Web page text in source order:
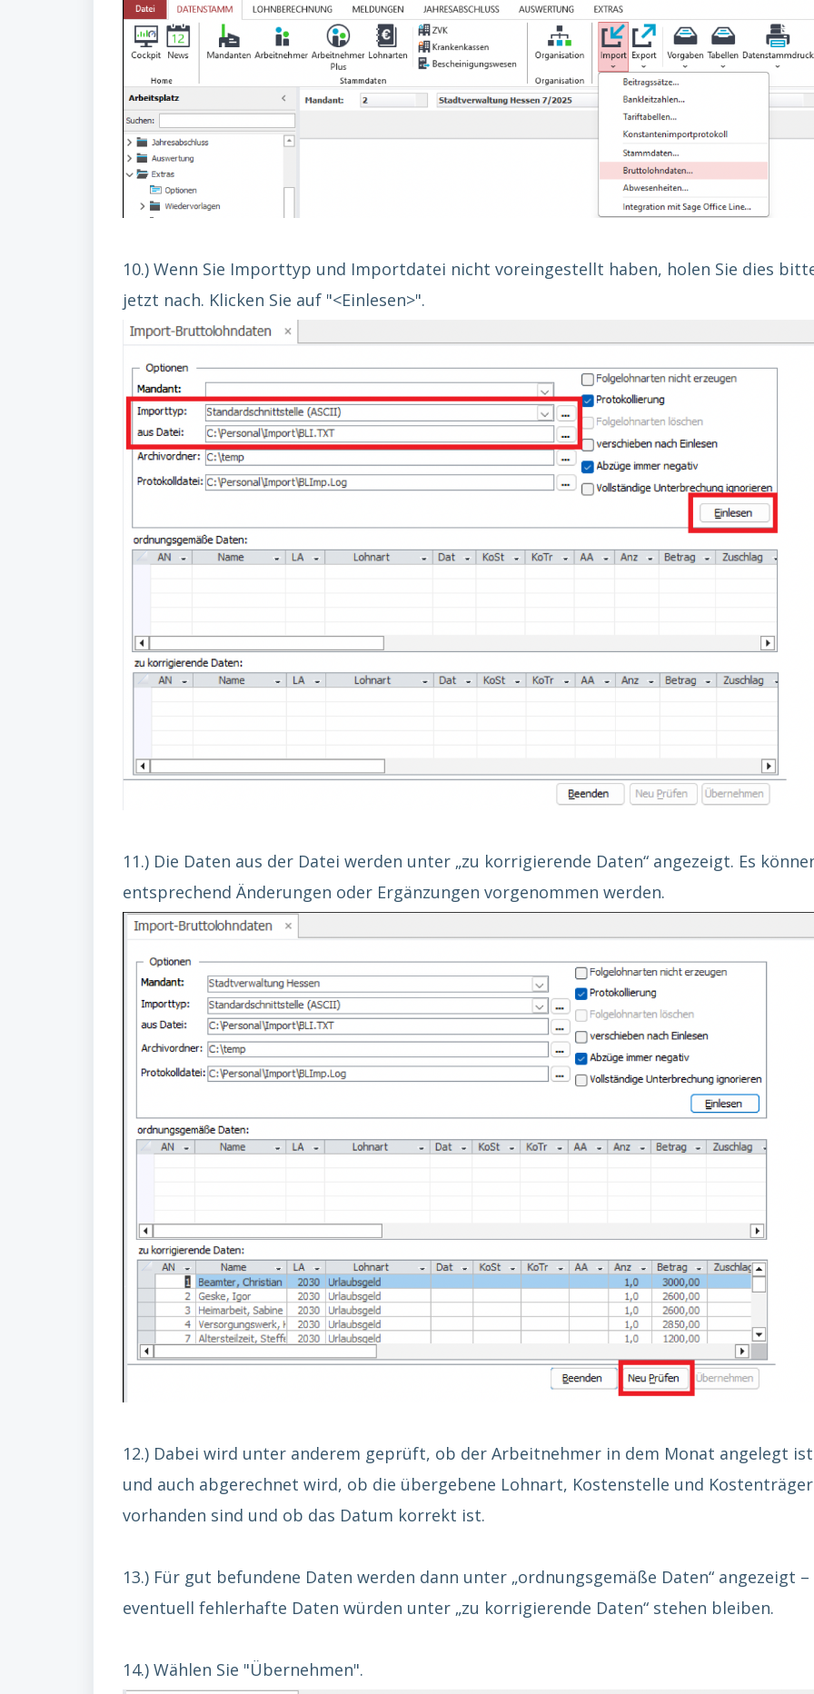
10.) Wenn Sie Importtyp und Importdatei nicht voreingestellt haben, holen Sie dies
jetzt nach. Klicken Sie auf "<Einlesen>".
11.) Die Daten aus der Datei werden unter „zu korrigierende Daten“ angezeigt. Es
entsprechend Änderungen oder Ergänzungen vorgenommen werden.
12.) Dabei wird unter anderem geprüft, ob der Arbeitnehmer in dem Monat angelegt ist
und auch abgerechnet wird, ob die übergebene Lohnart, Kostenstelle und Kostenträger
vorhanden sind und ob das Datum korrekt ist.
13.) Für gut befundene Daten werden dann unter „ordnungsgemäße Daten“ angezeigt –
eventuell fehlerhafte Daten würden unter „zu korrigierende Daten“ stehen bleiben.
14.) Wählen Sie "Übernehmen".